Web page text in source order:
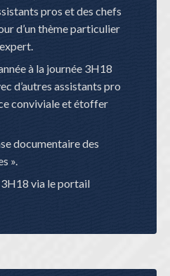
pros et des chefs
d’un thème particulier
à la journée 3H18
d’autres assistants pro
conviviale et étoffer
documentaire des
».
via le portail